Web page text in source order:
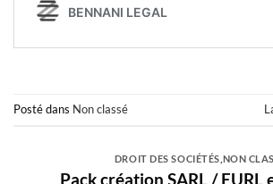
Posté dans Non classé
DROIT DES SOCIÉTÉS NON
Pack création SARL / EURL